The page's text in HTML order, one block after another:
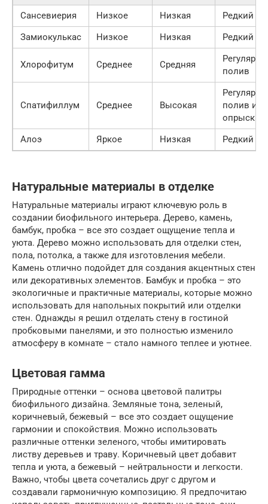
Сансевиерия
Низкое Низкая
Редкий
Замиокулькас
Низкое Низкая Редкий
Хлорофитум Среднее Средняя
полив
Спатифиллум Среднее Высокая
полив и
Алоэ
Яркое Низкая Редкий
Натуральные материалы в отделке
Натуральные материалы играют ключевую роль в
создании биофильного интерьера. Дерево, камень,
бамбук, пробка – все это создает ощущение тепла и
уюта. Дерево можно использовать для отделки стен,
пола, потолка, а также для изготовления мебели.
Камень отлично подойдет для создания акцентных стен
или декоративных элементов. Бамбук и пробка – это
экологичные и практичные материалы, которые можно
использовать для напольных покрытий или отделки
стен. Однажды я решил отделать стену в гостиной
пробковыми панелями, и это полностью изменило
атмосферу в комнате – стало намного теплее и уютнее.
Цветовая гамма
Природные оттенки – основа цветовой палитры
биофильного дизайна. Земляные тона, зеленый,
коричневый, бежевый – все это создает ощущение
гармонии и спокойствия. Можно использовать
различные оттенки зеленого, чтобы имитировать
листву деревьев и траву. Коричневый цвет добавит
тепла и уюта, а бежевый – нейтральности и легкости.
Важно, чтобы цвета сочетались друг с другом и
создавали гармоничную композицию. Я предпочитаю